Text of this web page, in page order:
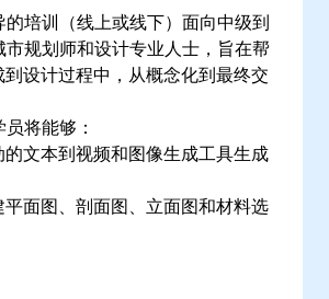
培训（线上或线下）面向中级到
规划师和设计专业人士，旨在帮
设计过程中，从概念化到最终交
将能够：
文本到视频和图像生成工具生成
面图、剖面图、立面图和材料选
成到Revit和其他渲染工具中。